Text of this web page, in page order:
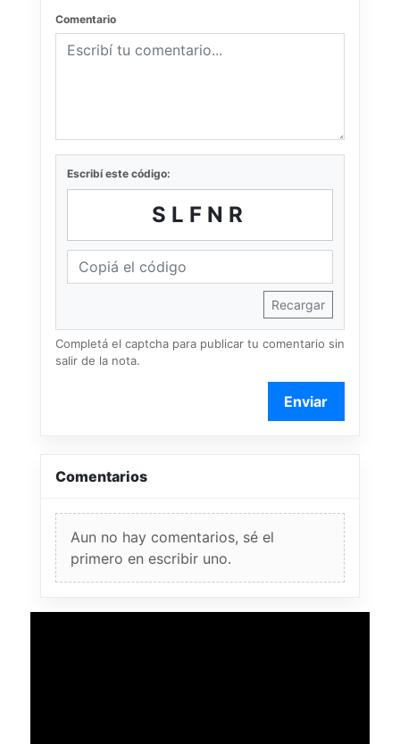
Comentario
Escribí este código:
SLFNR
Recargar
Completá el captcha para publicar tu comentario sin
salir de la nota.
Enviar
Comentarios
Aun no hay comentarios, sé el
primero en escribir uno.